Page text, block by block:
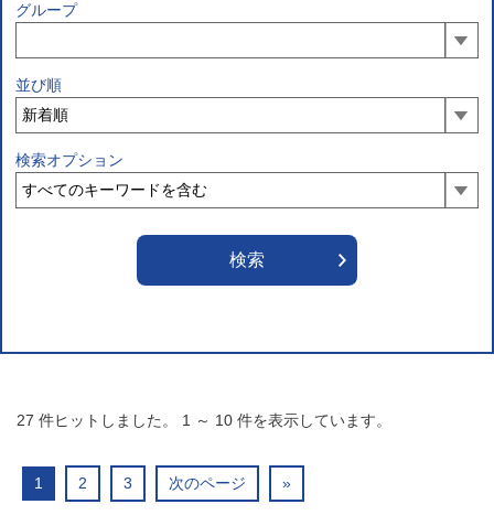
グループ
並び順
検索オプション
27 件ヒットしました。 1 ～ 10 件を表示しています。
1 2 3 次のページ »